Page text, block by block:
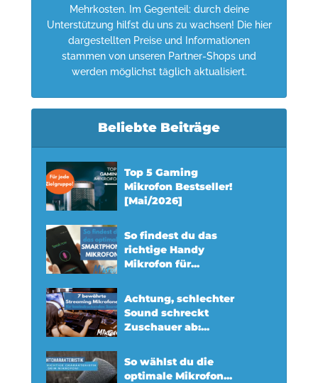
Mehrkosten. Im Gegenteil: durch deine
Unterstützung hilfst du uns zu wachsen! Die hier
dargestellten Preise und Informationen
stammen von unseren Partner-Shops und
werden möglichst täglich aktualisiert.
Beliebte Beiträge
Top 5 Gaming
Mikrofon Bestseller!
[Mai/2026]
So findest du das
richtige Handy
Mikrofon für...
Achtung, schlechter
Sound schreckt
Zuschauer ab:...
So wählst du die
optimale Mikrofon...